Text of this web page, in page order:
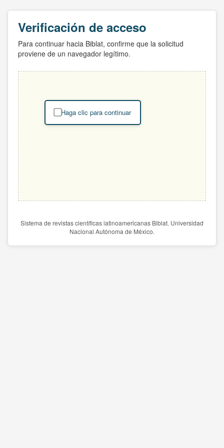
Verificación de acceso
Para continuar hacia Biblat, confirme que la solicitud
proviene de un navegador legítimo.
Haga clic para continuar
Sistema de revistas científicas latinoamericanas Biblat. Universidad
Nacional Autónoma de México.